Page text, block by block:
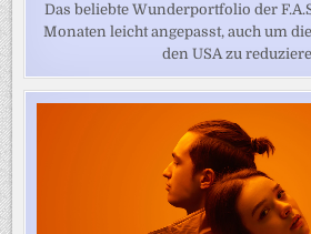
Das beliebte Wunderportfolio der
Monaten leicht angepasst, auch um
den USA zu